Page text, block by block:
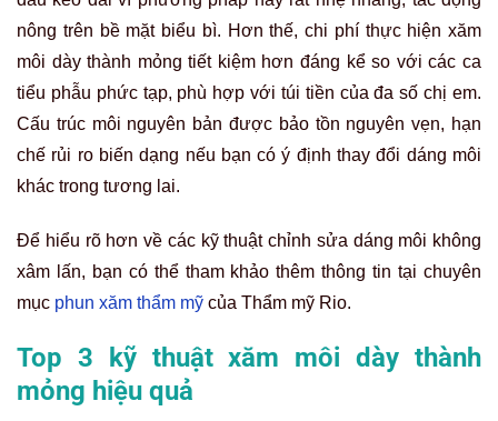
nông trên bề mặt biểu bì. Hơn thế, chi phí thực hiện xăm
môi dày thành mỏng tiết kiệm hơn đáng kể so với các ca
tiểu phẫu phức tạp, phù hợp với túi tiền của đa số chị em.
Cấu trúc môi nguyên bản được bảo tồn nguyên vẹn, hạn
chế rủi ro biến dạng nếu bạn có ý định thay đổi dáng môi
khác trong tương lai.
Để hiểu rõ hơn về các kỹ thuật chỉnh sửa dáng môi không
xâm lấn, bạn có thể tham khảo thêm thông tin tại chuyên
mục phun xăm thẩm mỹ của Thẩm mỹ Rio.
Top 3 kỹ thuật xăm môi dày thành
mỏng hiệu quả